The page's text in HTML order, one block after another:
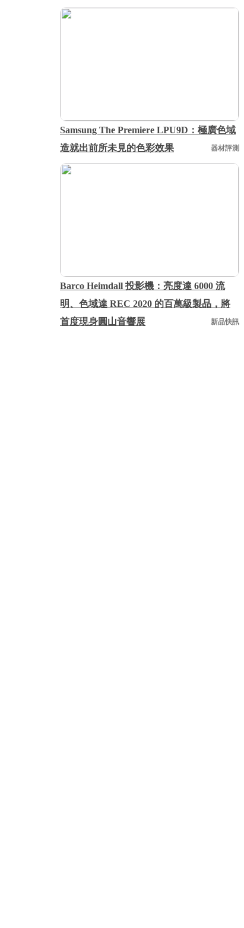
Samsung The Premiere LPU9D：極廣色域
造就出前所未見的色彩效果
器材評測
Barco Heimdall 投影機：亮度達 6000 流
明、色域達 REC 2020 的百萬級製品，將
首度現身圓山音響展
新品快訊